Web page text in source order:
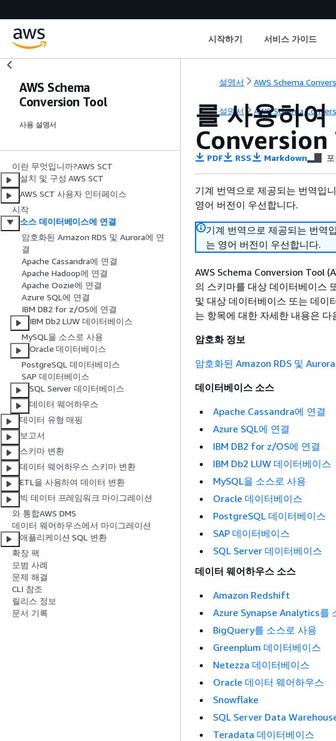
시작하기 서비스 가이드
AWS Schema
Conversion Tool
사용 설명서
이란 무엇입니까?AWS SCT
설치 및 구성 AWS SCT
AWS SCT 사용자 인터페이스
시작
소스 데이터베이스에 연결
암호화된 Amazon RDS 및 Aurora에 연
결
Apache Cassandra에 연결
Apache Hadoop에 연결
Apache Oozie에 연결
Azure SQL에 연결
IBM DB2 for z/OS에 연결
IBM Db2 LUW 데이터베이스
MySQL을 소스로 사용
Oracle 데이터베이스
PostgreSQL 데이터베이스
SAP 데이터베이스
SQL Server 데이터베이스
데이터 웨어하우스
데이터 유형 매핑
보고서
스키마 변환
데이터 웨어하우스 스키마 변환
ETL을 사용하여 데이터 변환
빅 데이터 프레임워크 마이그레이션
와 통합AWS DMS
데이터 웨어하우스에서 마이그레이션
애플리케이션 SQL 변환
확장 팩
모범 사례
문제 해결
CLI 참조
릴리스 정보
문서 기록
설명서 AWS Schema
설명서 AWS Schema
를 사용하
Conversion
PDF RSS Markdown
기계 번역으로 제공되는 번역입
영어 버전이 우선합니다.
기계 번역으로 제공되는 번역
는 영어 버전이 우선합니다.
AWS Schema Conversion Tool
의 스키마를 대상 데이터베이스
및 대상 데이터베이스 또는 데이
는 항목에 대한 자세한 내용은
암호화 정보
암호화된 Amazon RDS 및
데이터베이스 소스
Apache Cassandra에 연결
Azure SQL에 연결
IBM DB2 for z/OS에 연결
IBM Db2 LUW 데이터베이스
MySQL을 소스로 사용
Oracle 데이터베이스
PostgreSQL 데이터베이스
SAP 데이터베이스
SQL Server 데이터베이스
데이터 웨어하우스 소스
Amazon Redshift
Azure Synapse Analytics를
BigQuery를 소스로 사용
Greenplum 데이터베이스
Netezza 데이터베이스
Oracle 데이터 웨어하우스
Snowflake
SQL Server Data
Teradata 데이터베이스